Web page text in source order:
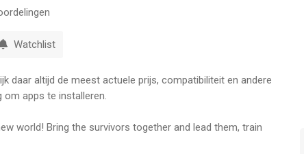
Watchlist
daar altijd de meest actuele prijs, compatibiliteit en andere
apps te installeren.
world! Bring the survivors together and lead them, train
Build and strengthen your base, and make it